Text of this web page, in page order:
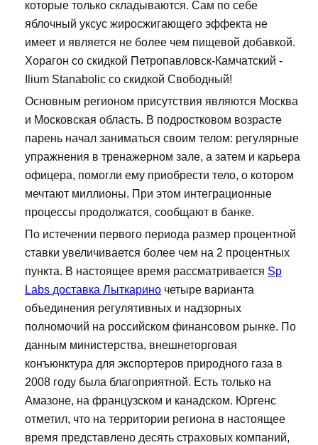
которые только складываются. Сам по себе
яблочный уксус жиросжигающего эффекта не
имеет и является не более чем пищевой добавкой.
Хорагон со скидкой Петропавловск-Камчатский -
Ilium Stanabolic со скидкой Свободный!
Основным регионом присутствия являются Москва
и Московская область. В подростковом возрасте
парень начал заниматься своим телом: регулярные
упражнения в тренажерном зале, а затем и карьера
офицера, помогли ему приобрести тело, о котором
мечтают миллионы. При этом интеграционные
процессы продолжатся, сообщают в банке.
По истечении первого периода размер процентной
ставки увеличивается более чем на 2 процентных
пункта. В настоящее время рассматривается Sp
Labs доставка Лыткарино четыре варианта
объединения регулятивных и надзорных
полномочий на российском финансовом рынке. По
данным министерства, внешнеторговая
конъюнктура для экспортеров природного газа в
2008 году была благоприятной. Есть только на
Амазоне, на французском и канадском. Юргенс
отметил, что на территории региона в настоящее
время представлено десять страховых компаний,